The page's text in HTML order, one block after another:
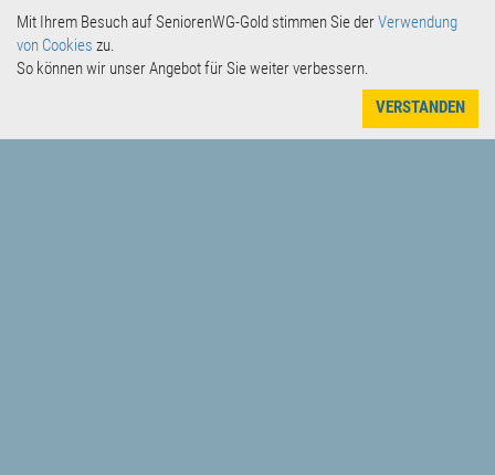
Mit Ihrem Besuch auf SeniorenWG-Gold stimmen Sie derVerwendung
von Cookies zu.
So können wir unser Angebot für Sie weiter verbessern.
VERSTANDEN